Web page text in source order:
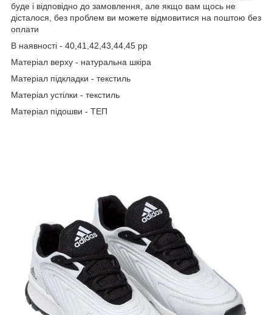
буде і відповідно до замовлення, але якщо вам щось не
дісталося, без проблем ви можете відмовитися на поштою без
оплати
В наявності - 40,41,42,43,44,45 рр
Матеріал верху - натуральна шкіра
Матеріал підкладки - текстиль
Матеріал устілки - текстиль
Матеріал підошви - ТЕП